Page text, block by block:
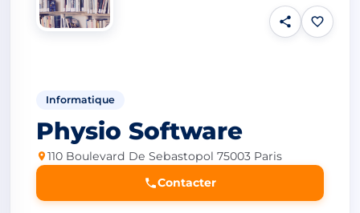
Informatique
Physio Software
110 Boulevard De Sebastopol 75003 Paris
Contacter